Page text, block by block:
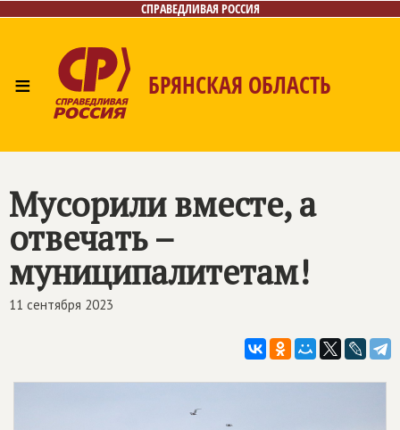
СПРАВЕДЛИВАЯ РОССИЯ
≡ БРЯНСКАЯ ОБЛАСТЬ
Мусорили вместе, а
отвечать –
муниципалитетам!
11 сентября 2023